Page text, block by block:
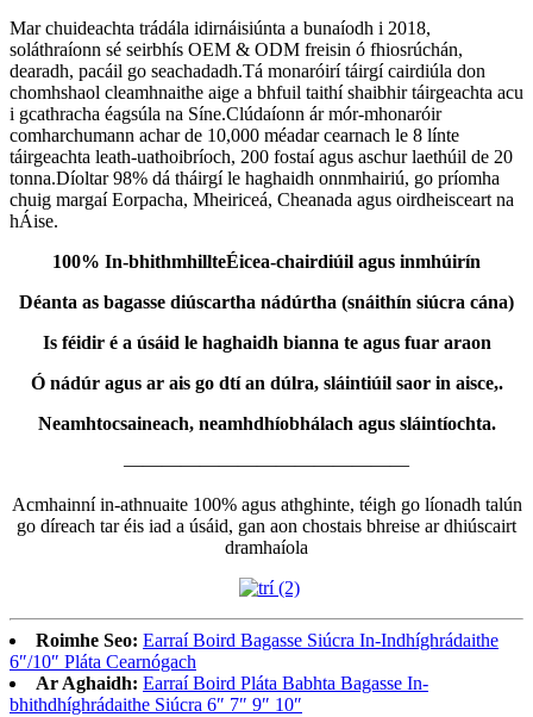
Mar chuideachta trádála idirnáisiúnta a bunaíodh i 2018,
soláthraíonn sé seirbhís OEM & ODM freisin ó fhiosrúchán,
dearadh, pacáil go seachadadh.Tá monaróirí táirgí cairdiúla don
chomhshaol cleamhnaithe aige a bhfuil taithí shaibhir táirgeachta acu
i gcathracha éagsúla na Síne.Clúdaíonn ár mór-mhonaróir
comharchumann achar de 10,000 méadar cearnach le 8 línte
táirgeachta leath-uathoibríoch, 200 fostaí agus aschur laethúil de 20
tonna.Díoltar 98% dá tháirgí le haghaidh onnmhairiú, go príomha
chuig margaí Eorpacha, Mheiriceá, Cheanada agus oirdheisceart na
hÁise.
100% In-bhithmhillteÉicea-chairdiúil agus inmhúirín
Déanta as bagasse diúscartha nádúrtha (snáithín siúcra cána)
Is féidir é a úsáid le haghaidh bianna te agus fuar araon
Ó nádúr agus ar ais go dtí an dúlra, sláintiúil saor in aisce,.
Neamhtocsaineach, neamhdhíobhálach agus sláintíochta.
———————————————
Acmhainní in-athnuaite 100% agus athghinte, téigh go líonadh talún
go díreach tar éis iad a úsáid, gan aon chostais bhreise ar dhiúscairt
dramhaíola
Roimhe Seo: Earraí Boird Bagasse Siúcra In-Indhíghrádaithe
6″/10″ Pláta Cearnógach
Ar Aghaidh: Earraí Boird Pláta Babhta Bagasse In-
bhithdhíghrádaithe Siúcra 6″ 7″ 9″ 10″